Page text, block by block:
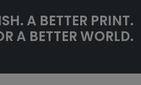
A BETTER PRINT.
A BETTER WORLD.